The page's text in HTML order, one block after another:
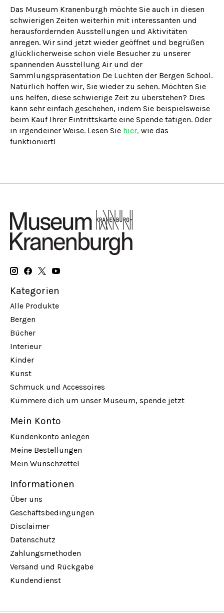
Das Museum Kranenburgh möchte Sie auch in diesen
schwierigen Zeiten weiterhin mit interessanten und
herausfordernden Ausstellungen und Aktivitäten
anregen. Wir sind jetzt wieder geöffnet und begrüßen
glücklicherweise schon viele Besucher zu unserer
spannenden Ausstellung Air und der
Sammlungspräsentation De Luchten der Bergen School.
Natürlich hoffen wir, Sie wieder zu sehen. Möchten Sie
uns helfen, diese schwierige Zeit zu überstehen? Dies
kann sehr einfach geschehen, indem Sie beispielsweise
beim Kauf Ihrer Eintrittskarte eine Spende tätigen. Oder
in irgendeiner Weise. Lesen Sie hier, wie das
funktioniert!
Kategorien
Alle Produkte
Bergen
Bücher
Interieur
Kinder
Kunst
Schmuck und Accessoires
Kümmere dich um unser Museum, spende jetzt
Mein Konto
Kundenkonto anlegen
Meine Bestellungen
Mein Wunschzettel
Informationen
Über uns
Geschäftsbedingungen
Disclaimer
Datenschutz
Zahlungsmethoden
Versand und Rückgabe
Kundendienst